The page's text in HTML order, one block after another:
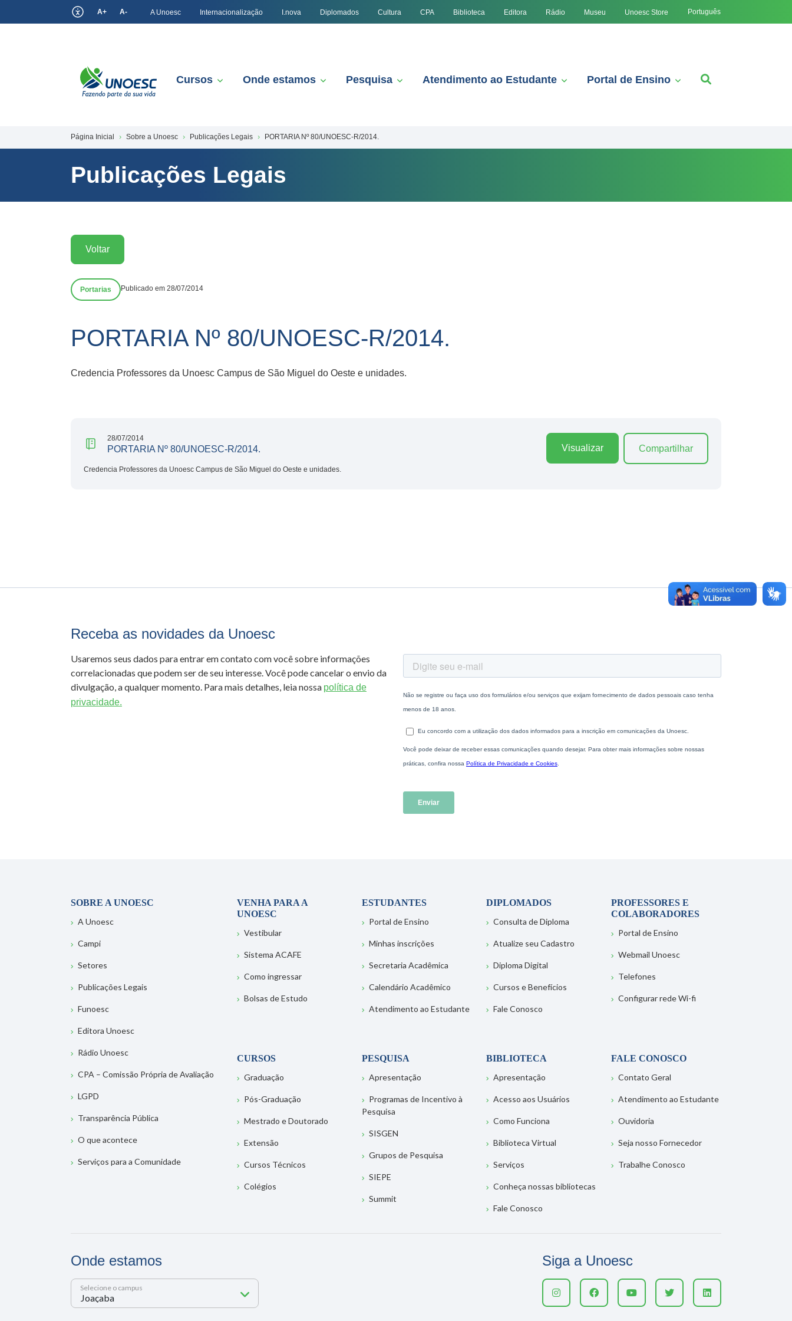
A+ A- A Unoesc Internacionalização I.nova Diplomados Cultura CPA Biblioteca Editora Rádio Museu Unoesc Store Português
Cursos Onde estamos Pesquisa Atendimento ao Estudante Portal de Ensino
Página Inicial Sobre a Unoesc Publicações Legais PORTARIA Nº 80/UNOESC-R/2014.
Publicações Legais
Voltar
Portarias Publicado em 28/07/2014
PORTARIA Nº 80/UNOESC-R/2014.
Credencia Professores da Unoesc Campus de São Miguel do Oeste e unidades.
28/07/2014
PORTARIA Nº 80/UNOESC-R/2014.
Credencia Professores da Unoesc Campus de São Miguel do Oeste e unidades.
Visualizar Compartilhar
Receba as novidades da Unoesc
Usaremos seus dados para entrar em contato com você sobre informações
correlacionadas que podem ser de seu interesse. Você pode cancelar o envio da
divulgação, a qualquer momento. Para mais detalhes, leia nossa política de
privacidade.
SOBRE A UNOESC
A Unoesc
Campi
Setores
Publicações Legais
Funoesc
Editora Unoesc
Rádio Unoesc
CPA – Comissão Própria de Avaliação
LGPD
Transparência Pública
O que acontece
Serviços para a Comunidade
VENHA PARA A
UNOESC
Vestibular
Sistema ACAFE
Como ingressar
Bolsas de Estudo
ESTUDANTES
Portal de Ensino
Minhas inscrições
Secretaria Acadêmica
Calendário Acadêmico
Atendimento ao Estudante
DIPLOMADOS
Consulta de Diploma
Atualize seu Cadastro
Diploma Digital
Cursos e Benefícios
Fale Conosco
PROFESSORES E
COLABORADORES
Portal de Ensino
Webmail Unoesc
Telefones
Configurar rede Wi-fi
CURSOS
Graduação
Pós-Graduação
Mestrado e Doutorado
Extensão
Cursos Técnicos
Colégios
PESQUISA
Apresentação
Programas de Incentivo à
Pesquisa
SISGEN
Grupos de Pesquisa
SIEPE
Summit
BIBLIOTECA
Apresentação
Acesso aos Usuários
Como Funciona
Biblioteca Virtual
Serviços
Conheça nossas bibliotecas
Fale Conosco
FALE CONOSCO
Contato Geral
Atendimento ao Estudante
Ouvidoria
Seja nosso Fornecedor
Trabalhe Conosco
Onde estamos
Selecione o campus
Siga a Unoesc